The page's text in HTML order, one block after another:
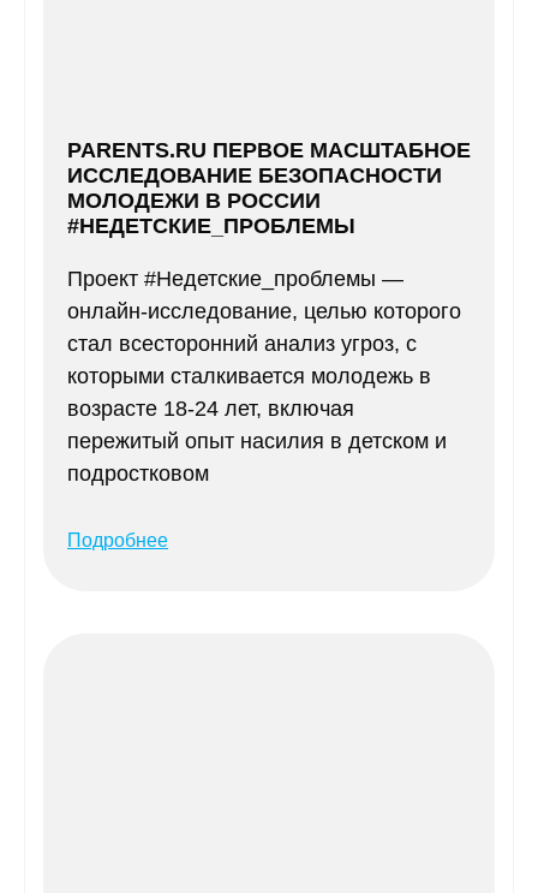
PARENTS.RU ПЕРВОЕ МАСШТАБНОЕ
ИССЛЕДОВАНИЕ БЕЗОПАСНОСТИ
МОЛОДЕЖИ В РОССИИ
#НЕДЕТСКИЕ_ПРОБЛЕМЫ
Проект #Недетские_проблемы —
онлайн-исследование, целью которого
стал всесторонний анализ угроз, с
которыми сталкивается молодежь в
возрасте 18-24 лет, включая
пережитый опыт насилия в детском и
подростковом
Подробнее